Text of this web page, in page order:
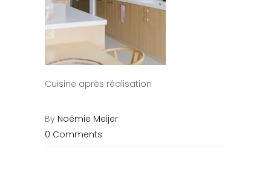
Cuisine après réalisation
By Noémie Meijer
0 Comments